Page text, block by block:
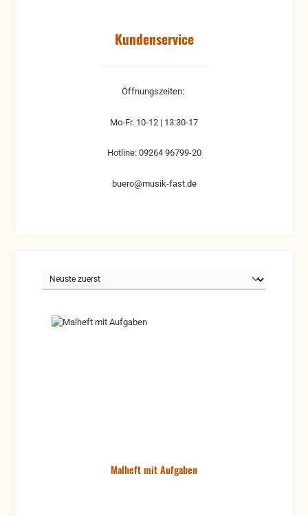
Kundenservice
Öffnungszeiten:
Mo-Fr. 10-12 | 13:30-17
Hotline: 09264 96799-20
buero@musik-fast.de
Malheft mit Aufgaben